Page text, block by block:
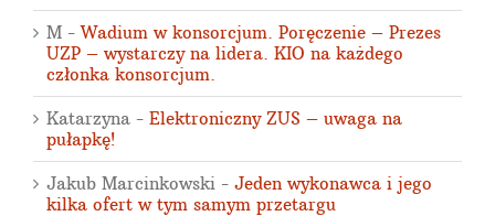
M -Wadium w konsorcjum. Poręczenie – Prezes
UZP – wystarczy na lidera. KIO na każdego
członka konsorcjum.
Katarzyna - Elektroniczny ZUS – uwaga na
pułapkę!
Jakub Marcinkowski - Jeden wykonawca i jego
kilka ofert w tym samym przetargu